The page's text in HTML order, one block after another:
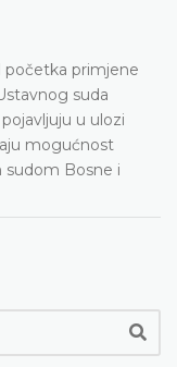
početka primjene
suda
u ulozi
mogućnost
sudom Bosne i